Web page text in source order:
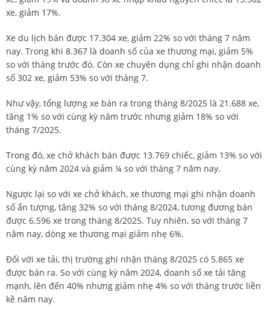
xe, giảm 17%.
Xe du lịch bán được 17.304 xe, giảm 22% so với tháng 7 năm
nay. Trong khi 8.367 là doanh số của xe thương mại, giảm 5%
so với tháng trước đó. Còn xe chuyên dụng chỉ ghi nhận doanh
số 302 xe, giảm 53% so với tháng 7.
Như vậy, tổng lượng xe bán ra trong tháng 8/2025 là 21.688 xe,
tăng 1% so với cùng kỳ năm trước nhưng giảm 18% so với
tháng 7/2025.
Trong đó, xe chở khách bán được 13.769 chiếc, giảm 13% so với
cùng kỳ năm 2024 và giảm ¼ so với tháng 7 năm nay.
Ngược lại so với xe chở khách, xe thương mại ghi nhận doanh
số ấn tượng, tăng 32% so với tháng 8/2024, tương đương bán
được 6.596 xe trong tháng 8/2025. Tuy nhiên, so với tháng 7
năm nay, dòng xe thương mại giảm nhẹ 6%.
Đối với xe tải, thị trường ghi nhận tháng 8/2025 có 5.865 xe
được bán ra. So với cùng kỳ năm 2024, doanh số xe tải tăng
mạnh, lên đến 40% nhưng giảm nhẹ 4% so với tháng trước liền
kề năm nay.